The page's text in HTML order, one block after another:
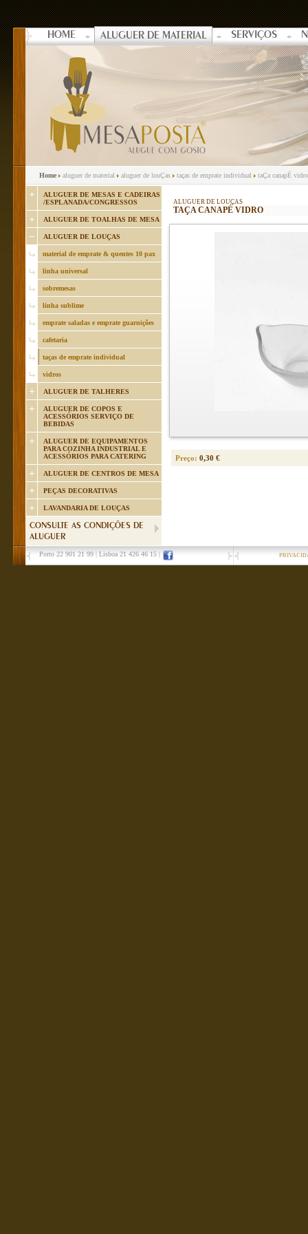
HOME ALUGUER DE MATERIAL SERVIÇOS
Home aluguer de material aluguer de louÇas taças de emprate individual taÇa canapÉ vidro
ALUGUER DE MESAS E CADEIRAS
/ESPLANADA/CONGRESSOS
ALUGUER DE TOALHAS DE MESA
ALUGUER DE LOUÇAS
material de emprate & quentes 10 pax
linha universal
sobremesas
linha sublime
emprate saladas e emprate guarnições
cafetaria
taças de emprate individual
vidros
ALUGUER DE TALHERES
ALUGUER DE COPOS E
ACESSÓRIOS SERVIÇO DE
BEBIDAS
ALUGUER DE EQUIPAMENTOS
PARA COZINHA INDUSTRIAL E
ACESSÓRIOS PARA CATERING
ALUGUER DE CENTROS DE MESA
PEÇAS DECORATIVAS
LAVANDARIA DE LOUÇAS
CONSULTE AS CONDIÇÕES DE
ALUGUER
ALUGUER DE LOUÇAS
TAÇA CANAPÉ VIDRO
Preço: 0,30 €
Porto 22 901 21 99 Lisboa 21 426 46 15